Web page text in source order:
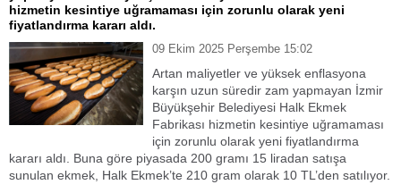
hizmetin kesintiye uğramaması için zorunlu olarak yeni
fiyatlandırma kararı aldı.
09 Ekim 2025 Perşembe 15:02
Artan maliyetler ve yüksek enflasyona
karşın uzun süredir zam yapmayan İzmir
Büyükşehir Belediyesi Halk Ekmek
Fabrikası hizmetin kesintiye uğramaması
için zorunlu olarak yeni fiyatlandırma
kararı aldı. Buna göre piyasada 200 gramı 15 liradan satışa
sunulan ekmek, Halk Ekmek’te 210 gram olarak 10 TL’den satılıyor.